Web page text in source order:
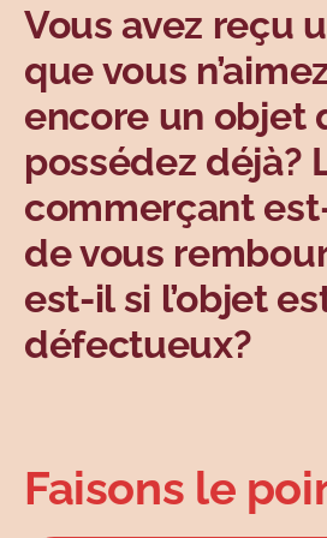
Sujets
Vous avez reçu
que vous
encore un objet
possédez déjà?
commerçant
de vous
est-il si l’objet
défectueux?
Faisons le